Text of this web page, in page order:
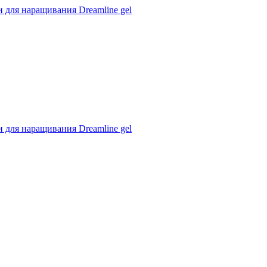
наращивания Dreamline gel
наращивания Dreamline gel